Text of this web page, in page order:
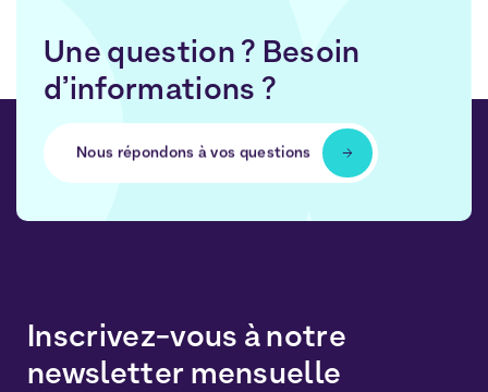
Une question ? Besoin
d’informations ?
Nous répondons à vos questions
Inscrivez-vous à notre
newsletter mensuelle